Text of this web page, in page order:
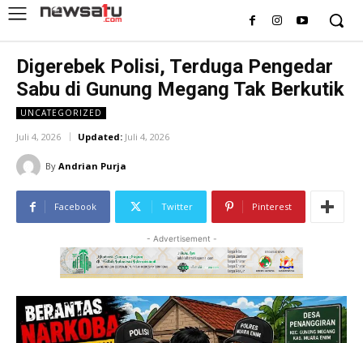
Digerebek Polisi, Terduga Pengedar
Sabu di Gunung Megang Tak Berkutik
UNCATEGORIZED
Juli 4, 2026 Updated: Juli 4, 2026
By Andrian Purja
Facebook Twitter Pinterest
- Advertisement -